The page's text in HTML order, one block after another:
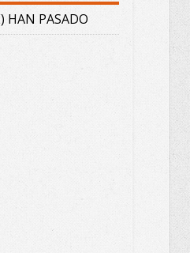
HAN PASADO